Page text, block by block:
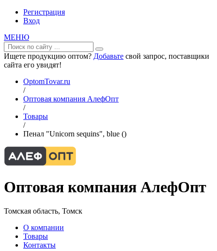
Регистрация
Вход
МЕНЮ
Ищете продукцию оптом? Добавьте свой запрос, поставщики
сайта его увидят!
OptomTovar.ru
/
Оптовая компания АлефОпт
/
Товары
/
Пенал "Unicorn sequins", blue ()
Оптовая компания АлефОпт
Томская область, Томск
О компании
Товары
Контакты